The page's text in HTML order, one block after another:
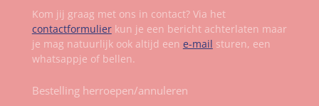
Kom jij graag met ons in contact? Via het
contactformulierkun je een bericht achterlaten maar
je mag natuurlijk ook altijd een e-mail sturen, een
whatsappje of bellen.
Bestelling herroepen/annuleren